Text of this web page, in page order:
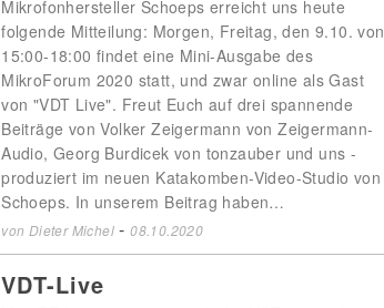
Mikrofonhersteller Schoeps erreicht uns heute
folgende Mitteilung: Morgen, Freitag, den 9.10. von
15:00-18:00 findet eine Mini-Ausgabe des
MikroForum 2020 statt, und zwar online als Gast
von "VDT Live". Freut Euch auf drei spannende
Beiträge von Volker Zeigermann von Zeigermann-
Audio, Georg Burdicek von tonzauber und uns -
produziert im neuen Katakomben-Video-Studio von
Schoeps. In unserem Beitrag haben…
von Dieter Michel-08.10.2020
VDT-Live